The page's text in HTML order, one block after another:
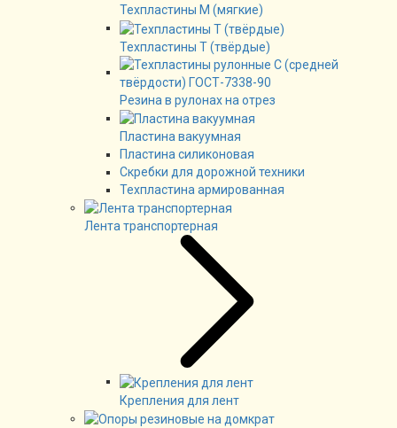
Техпластины М (мягкие)
Техпластины Т (твёрдые)
Резина в рулонах на отрез
Пластина вакуумная
Пластина силиконовая
Скребки для дорожной техники
Техпластина армированная
Лента транспортерная
Крепления для лент